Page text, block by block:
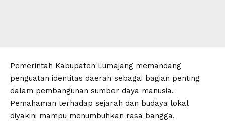
Pemerintah Kabupaten Lumajang memandang
penguatan identitas daerah sebagai bagian penting
dalam pembangunan sumber daya manusia.
Pemahaman terhadap sejarah dan budaya lokal
diyakini mampu menumbuhkan rasa bangga,